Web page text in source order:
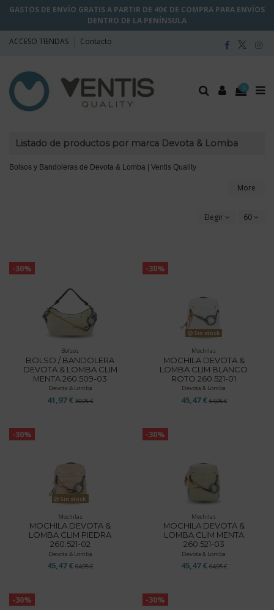
GASTOS DE ENVÍO GRATIS A PARTIR DE 40€ DE COMPRA PARA ENVÍOS
DENTRO DE LA PENÍNSULA
ACCESO TIENDAS Contacto
0
Listado de productos por marca Devota & Lomba
Bolsos y Bandoleras de Devota & Lomba | Ventis Quality
More
Elegir 60
-30%
Bolsos
BOLSO / BANDOLERA
DEVOTA & LOMBA CLIM
MENTA 260.509-03
Devota & Lomba
41,97 €59,95 €
-30%
Sin stock
Mochilas
MOCHILA DEVOTA &
LOMBA CLIM BLANCO
ROTO 260.521-01
Devota & Lomba
45,47 € 64,95 €
-30%
Sin stock
Mochilas
MOCHILA DEVOTA &
LOMBA CLIM PIEDRA
260.521-02
Devota & Lomba
45,47 €64,95 €
-30%
Mochilas
MOCHILA DEVOTA &
LOMBA CLIM MENTA
260.521-03
Devota & Lomba
45,47 € 64,95 €
-30% -30%